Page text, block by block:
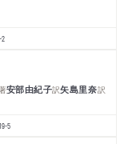
2
安部由紀子訳矢島里奈訳
5